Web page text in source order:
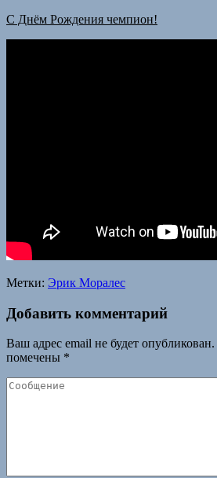
С Днём Рождения чемпион!
Метки: Эрик Моралес
Добавить комментарий
Ваш адрес email не будет опубликован.
помечены *